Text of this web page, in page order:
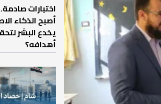
اختبارات
أصبح الذكاء
يخدع البشر
أهدافه؟